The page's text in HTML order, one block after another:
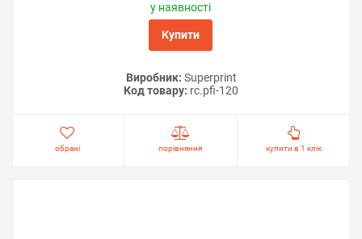
у наявності
Купити
Виробник: Superprint
Код товару: rc.pfi-120
обрані порівняння купити в 1 клік